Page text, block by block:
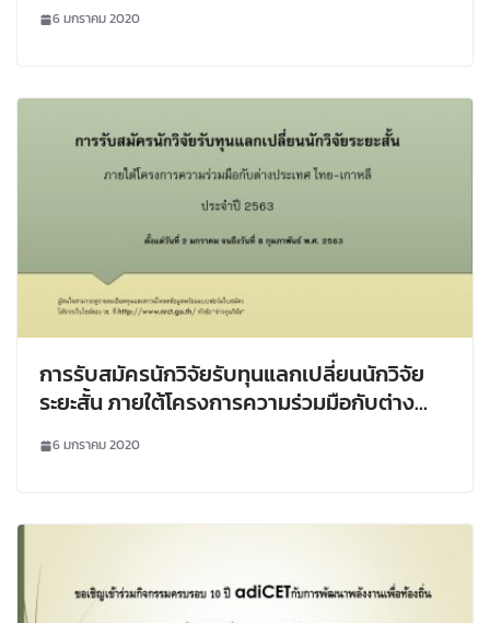
6 มกราคม 2020
การรับสมัครนักวิจัยรับทุนแลกเปลี่ยนนักวิจัย
ระยะสั้น ภายใต้โครงการความร่วมมือกับต่าง
6 มกราคม 2020